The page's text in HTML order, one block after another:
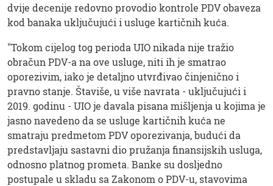
dvije decenije redovno provodio kontrole PDV obaveza
kod banaka uključujući i usluge kartičnih kuća.
"Tokom cijelog tog perioda UIO nikada nije tražio
obračun PDV-a na ove usluge, niti ih je smatrao
oporezivim, iako je detaljno utvrđivao činjenično i
pravno stanje. Štaviše, u više navrata - uključujući i
2019. godinu - UIO je davala pisana mišljenja u kojima je
jasno navedeno da se usluge kartičnih kuća ne
smatraju predmetom PDV oporezivanja, budući da
predstavljaju sastavni dio pružanja finansijskih usluga,
odnosno platnog prometa. Banke su dosljedno
postupale u skladu sa Zakonom o PDV-u, stavovima